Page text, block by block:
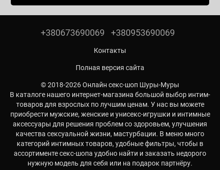
+380673690069 +380953690069
Контакты
Полная версия сайта
© 2018-2026 Онлайн секс-шоп Шуры-Муры
В каталоге нашего интернет-магазина большой выбор интим-
товаров для взрослых по лучшим ценам. У нас вы можете
приобрести мужские, женские и унисекс-игрушки и интимные
аксессуары для решения проблем со здоровьем, улучшения
качества сексуальной жизни, мастурбации. В меню много
категорий интимных товаров, удобные фильтры, чтобы в
ассортименте секс-шопа удобно найти и заказать недорого
нужную модель для себя или на подарок партнёру.